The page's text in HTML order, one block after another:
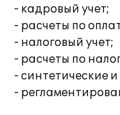
- кадровый учет;
- расчеты по
- налоговый учет;
- расчеты по
- синтетические
-